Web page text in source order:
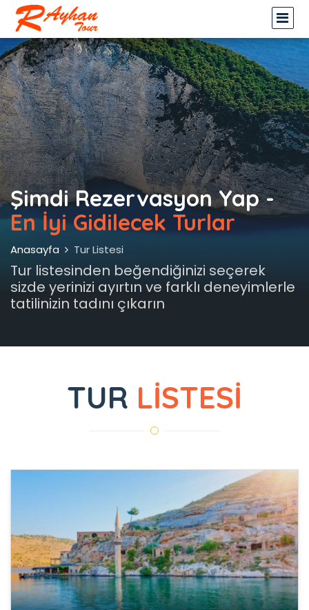
Şimdi Rezervasyon Yap -
En İyi Gidilecek Turlar
Anasayfa Tur Listesi
Tur listesinden beğendiğinizi seçerek
sizde yerinizi ayırtın ve farklı deneyimlerle
tatilinizin tadını çıkarın
TUR LİSTESİ